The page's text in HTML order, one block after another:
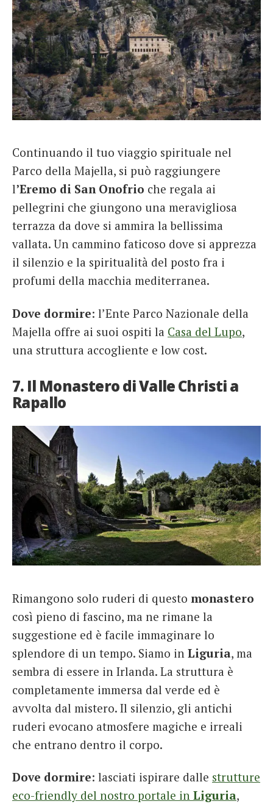
Continuando il tuo viaggio spirituale nel
Parco della Majella, si può raggiungere
l’Eremo di San Onofrio che regala ai
pellegrini che giungono una meravigliosa
terrazza da dove si ammira la bellissima
vallata. Un cammino faticoso dove si apprezza
il silenzio e la spiritualità del posto fra i
profumi della macchia mediterranea.
Dove dormire: l’Ente Parco Nazionale della
Majella offre ai suoi ospiti la Casa del Lupo,
una struttura accogliente e low cost.
7. Il Monastero di Valle Christi a
Rapallo
Rimangono solo ruderi di questo monastero
così pieno di fascino, ma ne rimane la
suggestione ed è facile immaginare lo
splendore di un tempo. Siamo in Liguria, ma
sembra di essere in Irlanda. La struttura è
completamente immersa dal verde ed è
avvolta dal mistero. Il silenzio, gli antichi
ruderi evocano atmosfere magiche e irreali
che entrano dentro il corpo.
Dove dormire: lasciati ispirare dalle strutture
eco-friendly del nostro portale in Liguria,